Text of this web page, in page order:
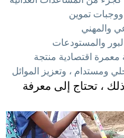
تموين
والمهني
والمستودعات
معمرة اقتصادية منتجة
ومستدام ، وتعزيز الموائل
، تحتاج إلى معرفة